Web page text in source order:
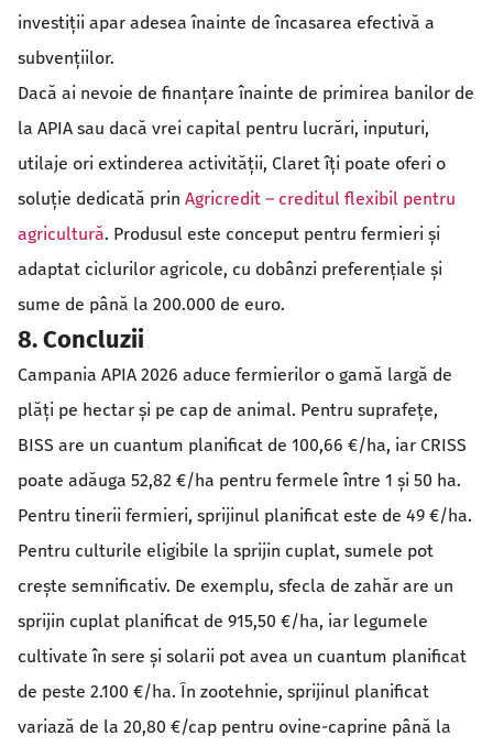
investiții apar adesea înainte de încasarea efectivă a
subvențiilor.
Dacă ai nevoie de finanțare înainte de primirea banilor de
la APIA sau dacă vrei capital pentru lucrări, inputuri,
utilaje ori extinderea activității, Claret îți poate oferi o
soluție dedicată prin Agricredit – creditul flexibil pentru
agricultură. Produsul este conceput pentru fermieri și
adaptat ciclurilor agricole, cu dobânzi preferențiale și
sume de până la 200.000 de euro.
8. Concluzii
Campania APIA 2026 aduce fermierilor o gamă largă de
plăți pe hectar și pe cap de animal. Pentru suprafețe,
BISS are un cuantum planificat de 100,66 €/ha, iar CRISS
poate adăuga 52,82 €/ha pentru fermele între 1 și 50 ha.
Pentru tinerii fermieri, sprijinul planificat este de 49 €/ha.
Pentru culturile eligibile la sprijin cuplat, sumele pot
crește semnificativ. De exemplu, sfecla de zahăr are un
sprijin cuplat planificat de 915,50 €/ha, iar legumele
cultivate în sere și solarii pot avea un cuantum planificat
de peste 2.100 €/ha. În zootehnie, sprijinul planificat
variază de la 20,80 €/cap pentru ovine-caprine până la